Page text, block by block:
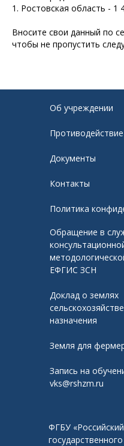
1. Ростовская область - 1
Вносите свои данный по
чтобы не пропустить
ФГБУ
государственного
Об учреждении
Документы
Контакты
Политика
Обращение в
ЕФГИС ЗСН
Доклад о землях
назначения
Земля для
Запись на
vks@rshzm.ru